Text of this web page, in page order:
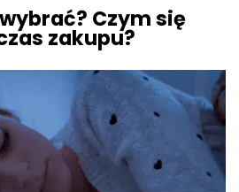
Czym się
zakupu?